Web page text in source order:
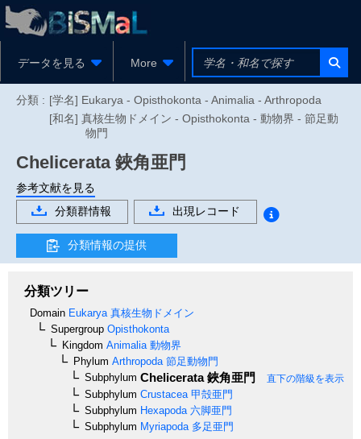
データを見る More
分類 : [学名] Eukarya - Opisthokonta - Animalia - Arthropoda
[和名] 真核生物ドメイン - Opisthokonta - 動物界 - 節足動
物門
Chelicerata鋏角亜門
参考文献を見る
分類群情報
出現レコード
分類情報の提供
分類ツリー
Domain Eukarya 真核生物ドメイン
Supergroup Opisthokonta
Kingdom Animalia 動物界
Phylum Arthropoda 節足動物門
Subphylum Chelicerata鋏角亜門 直下の階級を表示
Subphylum Crustacea 甲殻亜門
Subphylum Hexapoda 六脚亜門
Subphylum Myriapoda 多足亜門